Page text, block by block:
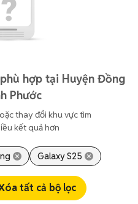
hợp tại Huyện Đồng
Phước
thay đổi khu vực tìm
kết quả hơn
Galaxy S25
tất cả bộ lọc